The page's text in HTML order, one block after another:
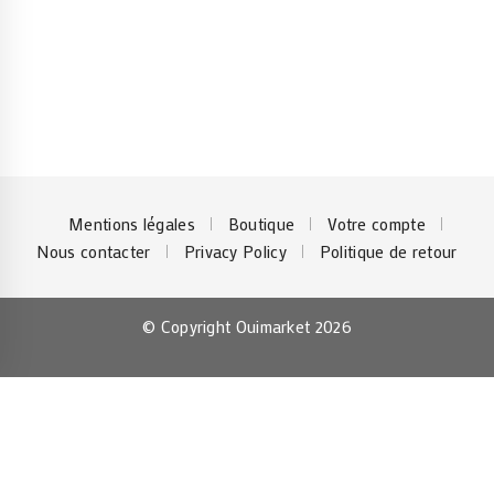
Mentions légales Boutique
Votre compte
Nous contacter
Privacy Policy Politique de retour
© Copyright Ouimarket 2026